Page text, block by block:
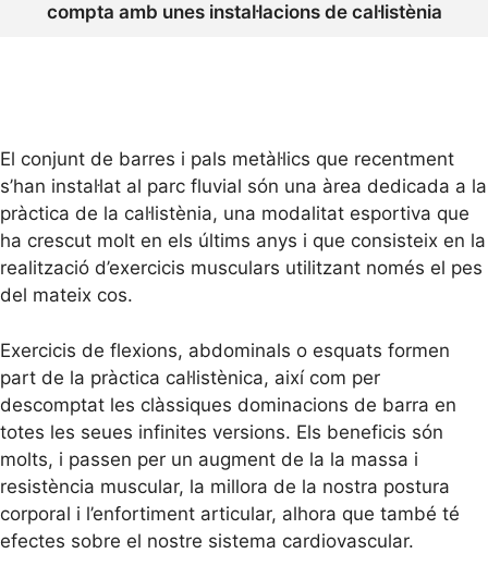
compta amb unes instal·lacions de cal·listènia
El conjunt de barres i pals metàl·lics que recentment
s’han instal·lat al parc fluvial són una àrea dedicada a la
pràctica de la cal·listènia, una modalitat esportiva que
ha crescut molt en els últims anys i que consisteix en la
realització d’exercicis musculars utilitzant només el pes
del mateix cos.
Exercicis de flexions, abdominals o esquats formen
part de la pràctica cal·listènica, així com per
descomptat les clàssiques dominacions de barra en
totes les seues infinites versions. Els beneficis són
molts, i passen per un augment de la la massa i
resistència muscular, la millora de la nostra postura
corporal i l’enfortiment articular, alhora que també té
efectes sobre el nostre sistema cardiovascular.